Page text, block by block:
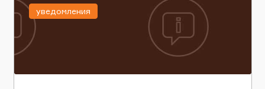
уведомления